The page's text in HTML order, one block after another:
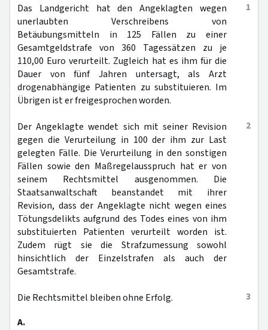
1
Das Landgericht hat den Angeklagten wegen
unerlaubten Verschreibens von
Betäubungsmitteln in 125 Fällen zu einer
Gesamtgeldstrafe von 360 Tagessätzen zu je
110,00 Euro verurteilt. Zugleich hat es ihm für die
Dauer von fünf Jahren untersagt, als Arzt
drogenabhängige Patienten zu substituieren. Im
Übrigen ist er freigesprochen worden.
2
Der Angeklagte wendet sich mit seiner Revision
gegen die Verurteilung in 100 der ihm zur Last
gelegten Fälle. Die Verurteilung in den sonstigen
Fällen sowie den Maßregelausspruch hat er von
seinem Rechtsmittel ausgenommen. Die
Staatsanwaltschaft beanstandet mit ihrer
Revision, dass der Angeklagte nicht wegen eines
Tötungsdelikts aufgrund des Todes eines von ihm
substituierten Patienten verurteilt worden ist.
Zudem rügt sie die Strafzumessung sowohl
hinsichtlich der Einzelstrafen als auch der
Gesamtstrafe.
3
Die Rechtsmittel bleiben ohne Erfolg.
A.